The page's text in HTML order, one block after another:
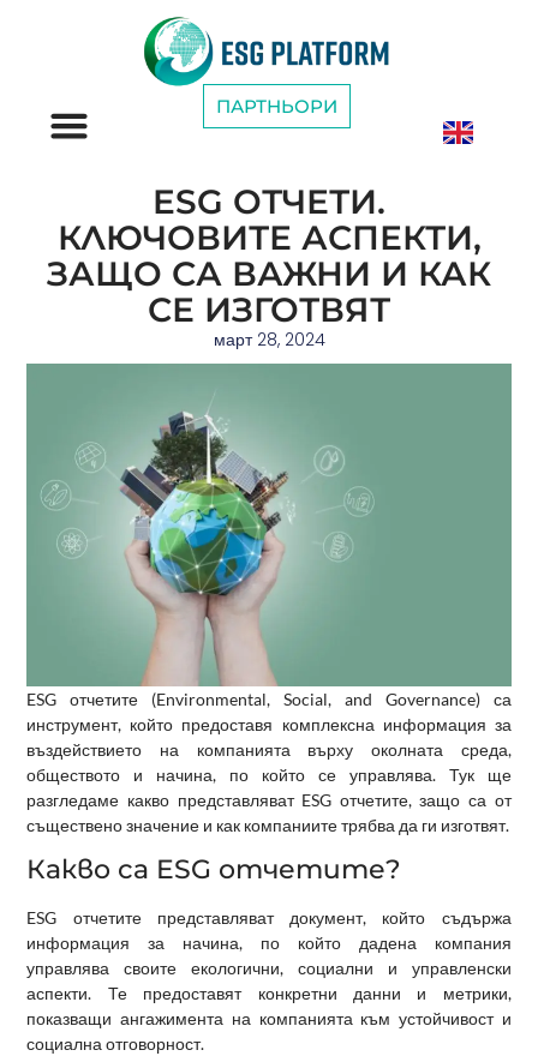
ПАРТНЬОРИ
ESG ОТЧЕТИ.
КЛЮЧОВИТЕ АСПЕКТИ,
ЗАЩО СА ВАЖНИ И КАК
СЕ ИЗГОТВЯТ
март 28, 2024
ESG отчетите (Environmental, Social, and Governance) са
инструмент, който предоставя комплексна информация за
въздействието на компанията върху околната среда,
обществото и начина, по който се управлява. Тук ще
разгледаме какво представляват ESG отчетите, защо са от
съществено значение и как компаниите трябва да ги изготвят.
Какво са ESG отчетите?
ESG отчетите представляват документ, който съдържа
информация за начина, по който дадена компания
управлява своите екологични, социални и управленски
аспекти. Те предоставят конкретни данни и метрики,
показващи ангажимента на компанията към устойчивост и
социална отговорност.